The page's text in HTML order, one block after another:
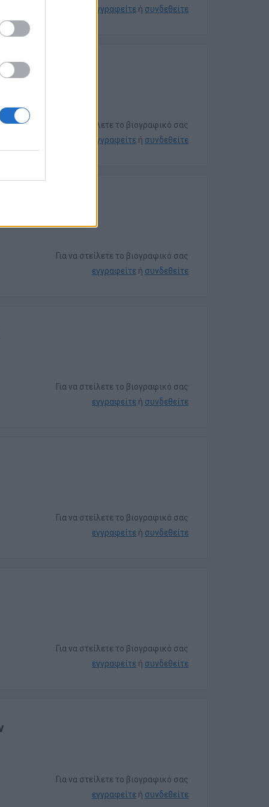
εγγραφείτε ή συνδεθείτε
Για να στείλετε το βιογραφικό σας
εγγραφείτε ή συνδεθείτε
Για να στείλετε το βιογραφικό σας
εγγραφείτε ή συνδεθείτε
Για να στείλετε το βιογραφικό σας
εγγραφείτε ή συνδεθείτε
Για να στείλετε το βιογραφικό σας
εγγραφείτε ή συνδεθείτε
Για να στείλετε το βιογραφικό σας
εγγραφείτε ή συνδεθείτε
Για να στείλετε το βιογραφικό σας
εγγραφείτε ή συνδεθείτε